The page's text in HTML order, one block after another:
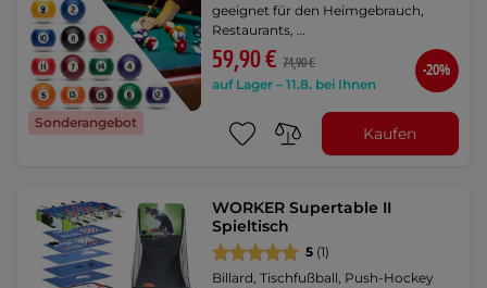
Sonderangebot
geeignet für den Heimgebrauch,
Restaurants, …
59,90 € 74,90 €
auf Lager – 11.8. bei Ihnen
-20%
Kaufen
WORKER Supertable II
Spieltisch
5 (1)
Billard, Tischfußball, Push-Hockey